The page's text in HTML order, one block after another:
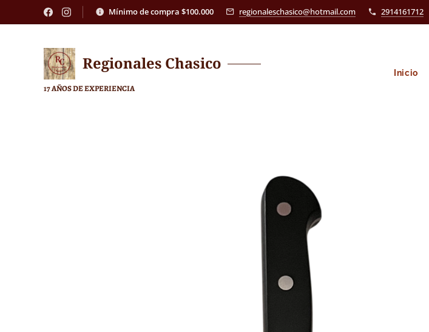
Mínimo de compra $100.000 regionaleschasico@hotmail.com 2914161712
Regionales Chasico
17 AÑOS DE EXPERIENCIA
Inicio